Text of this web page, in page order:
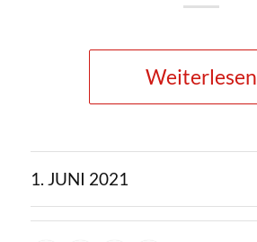
Weiterlesen
1. JUNI 2021